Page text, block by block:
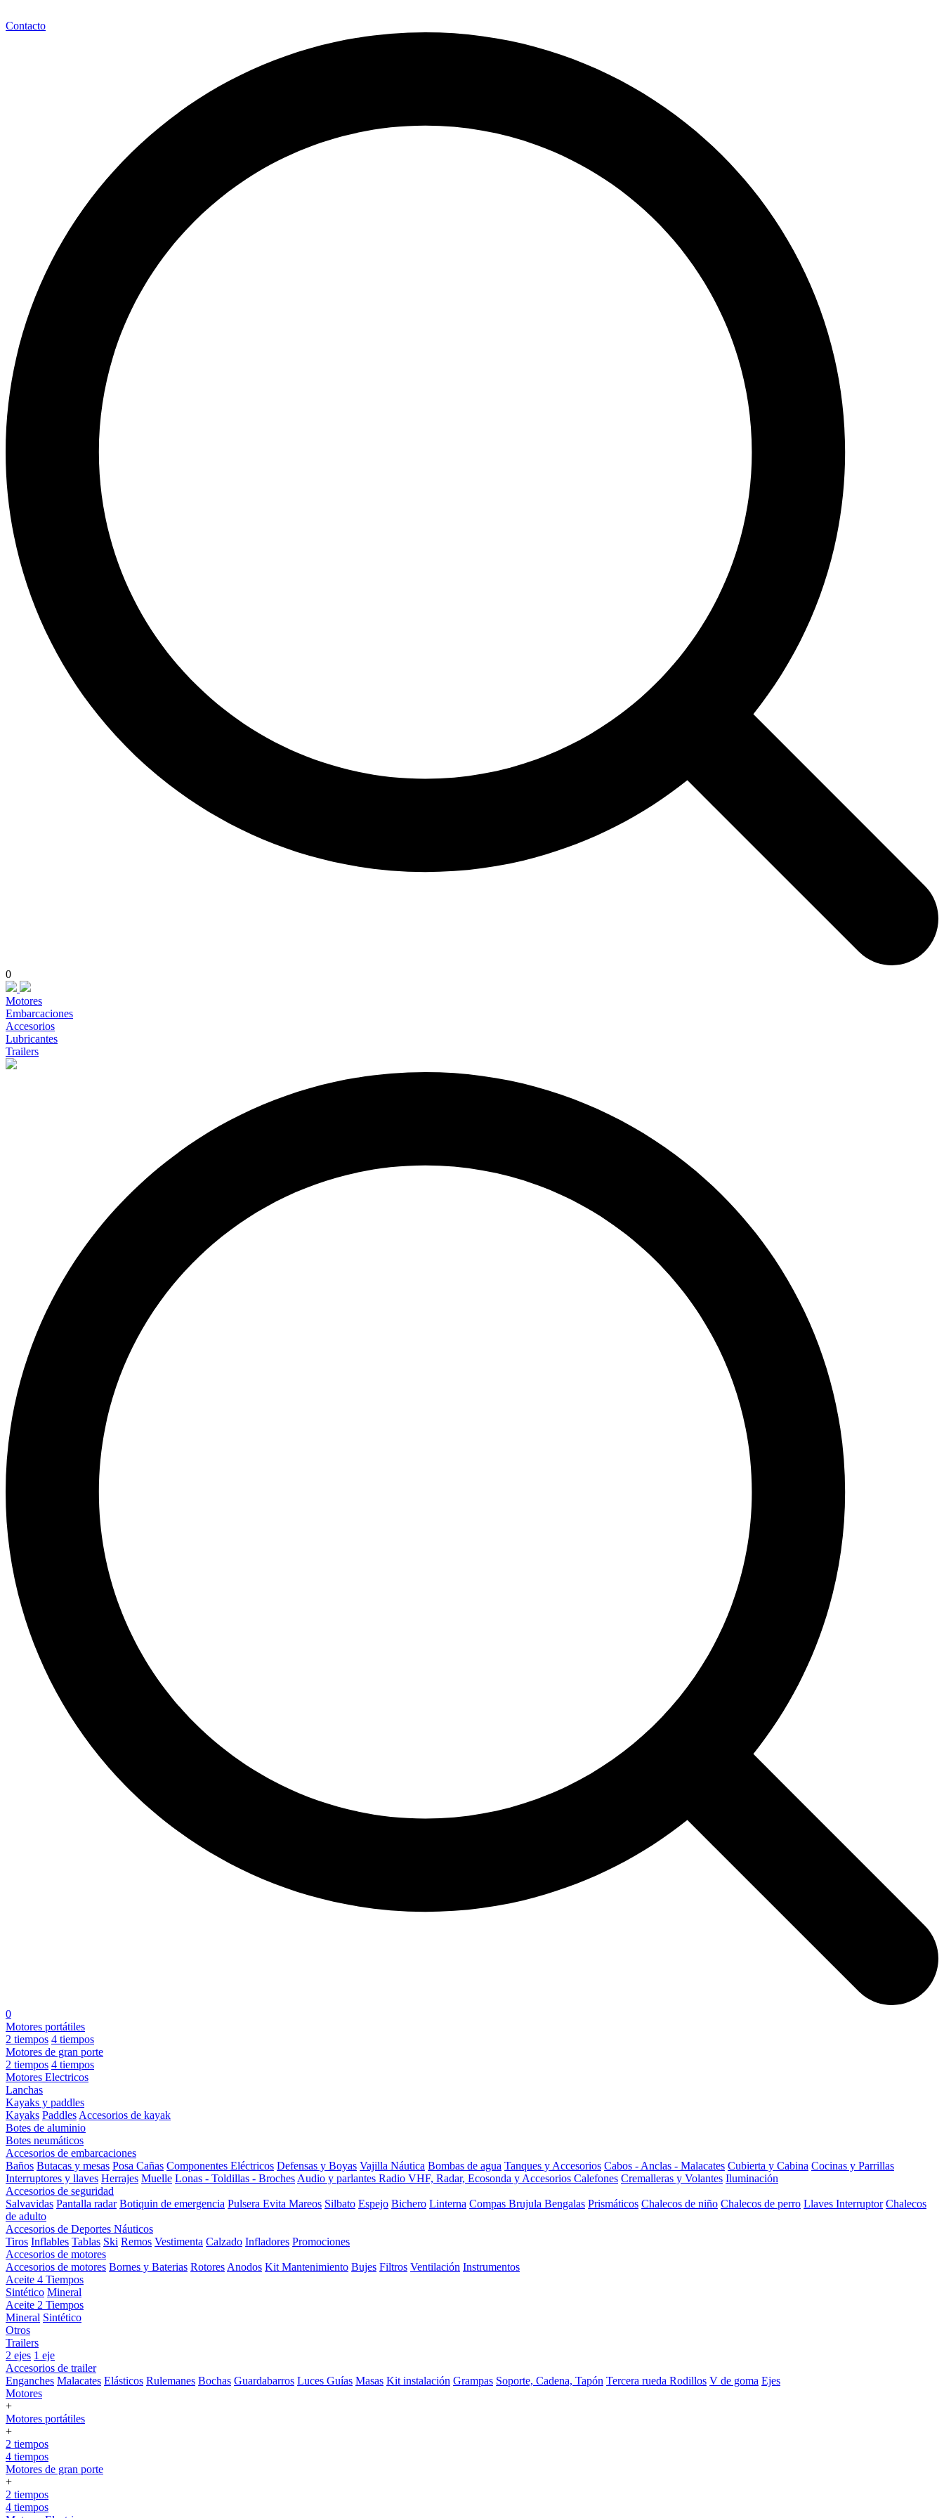
Contacto
0
Motores
Embarcaciones
Accesorios
Lubricantes
Trailers
0
Motores portátiles
2 tiempos 4 tiempos
Motores de gran porte
2 tiempos 4 tiempos
Motores Electricos
Lanchas
Kayaks y paddles
Kayaks Paddles Accesorios de kayak
Botes de aluminio
Botes neumáticos
Accesorios de embarcaciones
Baños Butacas y mesas Posa Cañas Componentes Eléctricos Defensas y Boyas Vajilla Náutica Bombas de agua Tanques y Accesorios Cabos - Anclas - Malacates Cubierta y Cabina Cocinas y Parrillas
Interruptores y llaves Herrajes Muelle Lonas - Toldillas - Broches Audio y parlantes Radio VHF, Radar, Ecosonda y Accesorios Calefones Cremalleras y Volantes Iluminación
Accesorios de seguridad
Salvavidas Pantalla radar Botiquin de emergencia Pulsera Evita Mareos Silbato Espejo Bichero Linterna Compas Brujula Bengalas Prismáticos Chalecos de niño Chalecos de perro Llaves Interruptor Chalecos
de adulto
Accesorios de Deportes Náuticos
Tiros Inflables Tablas Ski Remos Vestimenta Calzado Infladores Promociones
Accesorios de motores
Accesorios de motores Bornes y Baterias Rotores Anodos Kit Mantenimiento Bujes Filtros Ventilación Instrumentos
Aceite 4 Tiempos
Sintético Mineral
Aceite 2 Tiempos
Mineral Sintético
Otros
Trailers
2 ejes 1 eje
Accesorios de trailer
Enganches Malacates Elásticos Rulemanes Bochas Guardabarros Luces Guías Masas Kit instalación Grampas Soporte, Cadena, Tapón Tercera rueda Rodillos V de goma Ejes
Motores
+
Motores portátiles
+
2 tiempos
4 tiempos
Motores de gran porte
+
2 tiempos
4 tiempos